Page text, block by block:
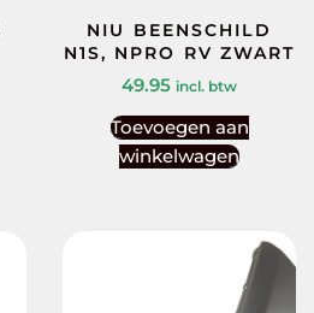
NIU BEENSCHILD
N1S, NPRO RV ZWART
49.95 incl. btw
Toevoegen aan
winkelwagen